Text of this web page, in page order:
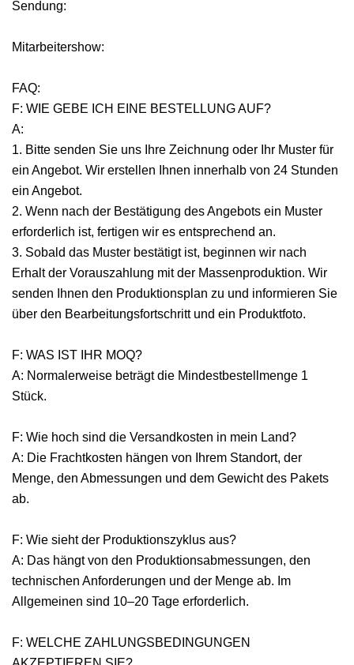
Sendung:
Mitarbeitershow:
FAQ:
F: WIE GEBE ICH EINE BESTELLUNG AUF?
A:
1. Bitte senden Sie uns Ihre Zeichnung oder Ihr Muster für
ein Angebot. Wir erstellen Ihnen innerhalb von 24 Stunden
ein Angebot.
2. Wenn nach der Bestätigung des Angebots ein Muster
erforderlich ist, fertigen wir es entsprechend an.
3. Sobald das Muster bestätigt ist, beginnen wir nach
Erhalt der Vorauszahlung mit der Massenproduktion. Wir
senden Ihnen den Produktionsplan zu und informieren Sie
über den Bearbeitungsfortschritt und ein Produktfoto.
F: WAS IST IHR MOQ?
A: Normalerweise beträgt die Mindestbestellmenge 1
Stück.
F: Wie hoch sind die Versandkosten in mein Land?
A: Die Frachtkosten hängen von Ihrem Standort, der
Menge, den Abmessungen und dem Gewicht des Pakets
ab.
F: Wie sieht der Produktionszyklus aus?
A: Das hängt von den Produktionsabmessungen, den
technischen Anforderungen und der Menge ab. Im
Allgemeinen sind 10–20 Tage erforderlich.
F: WELCHE ZAHLUNGSBEDINGUNGEN